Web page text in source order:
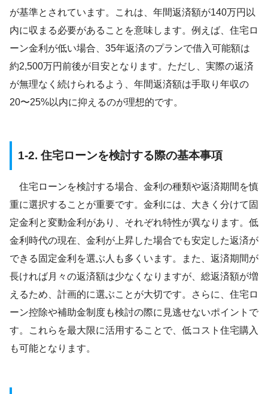
が基準とされています。これは、年間返済額が140万円以
内に収まる必要があることを意味します。例えば、住宅ロ
ーン金利が低い場合、35年返済のプランで借入可能額は
約2,500万円前後が目安となります。ただし、実際の返済
が無理なく続けられるよう、年間返済額は手取り年収の
20〜25%以内に抑えるのが理想的です。
1-2. 住宅ローンを検討する際の基本事項
住宅ローンを検討する場合、金利の種類や返済期間を慎
重に選択することが重要です。金利には、大きく分けて固
定金利と変動金利があり、それぞれ特性が異なります。低
金利時代の現在、金利が上昇した場合でも安定した返済が
できる固定金利を選ぶ人も多くいます。また、返済期間が
長ければ月々の返済額は少なくなりますが、総返済額が増
えるため、計画的に選ぶことが大切です。さらに、住宅ロ
ーン控除や補助金制度も検討の際に見逃せないポイントで
す。これらを最大限に活用することで、低コスト住宅購入
も可能となります。